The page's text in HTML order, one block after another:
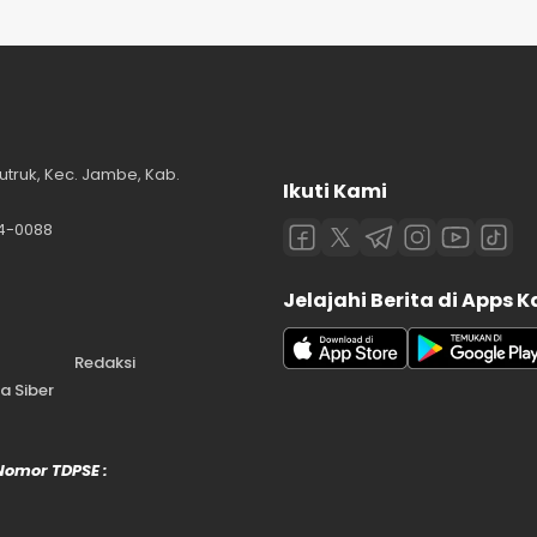
Kec. Jambe, Kab.
0088
Redaksi
Siber
TDPSE :
Ikuti Kami
Jelajahi Berita di Apps